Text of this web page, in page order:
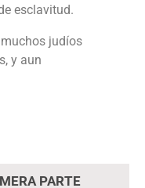
esclavitud.
judíos
y aun
PARTE